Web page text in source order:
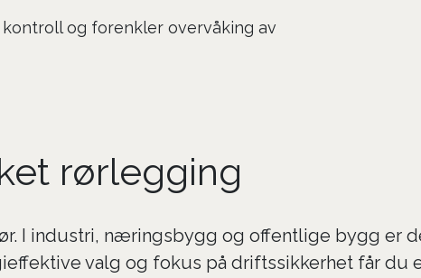
og forenkler overvåking av
rørlegging
I industri, næringsbygg og offentlige bygg er
valg og fokus på driftssikkerhet får du